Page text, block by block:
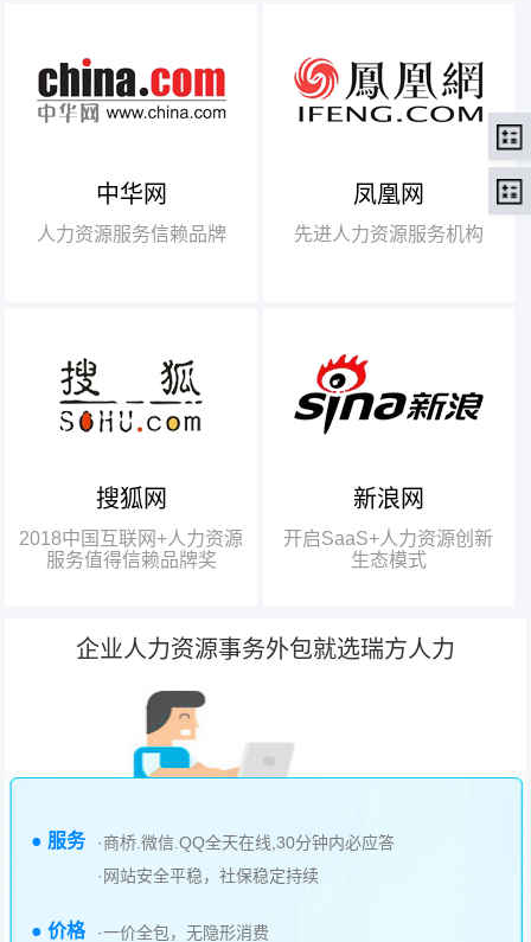
中华网
人力资源服务信赖品牌
【腾讯】“2018中国互联网
+行业领军企业奖”
【瑞方】“2018中国互联网
凤凰网
先进人力资源服务机构
搜狐网
2018中国互联网+人力资源
服务值得信赖品牌奖
瑞方人力获得人力资源行业唯
一奖项——“2018中国互联网+人
力资源服务值得信赖品牌奖”
新浪网
开启SaaS+人力资源创新
生态模式
企业人力资源事务外包就选瑞方人力
● 服务
·商桥.微信.QQ全天在线,30分钟内必应答
·网站安全平稳，社保稳定持续
● 价格
·一价全包，无隐形消费